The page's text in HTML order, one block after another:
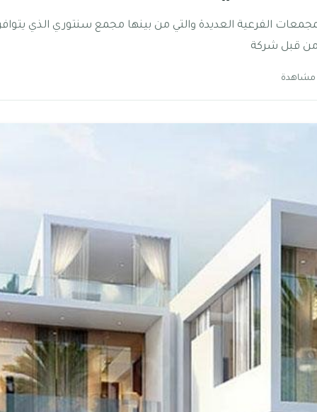
2 الكثير من المجمعات الفرعية العديدة والتي من بينها مجمع سنتوري الذي
من قبل شركة